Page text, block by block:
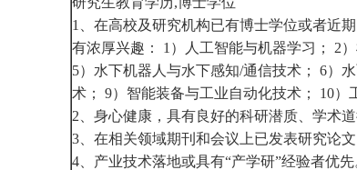
1、在高校及研究机构已有博士学位或者近
有浓厚兴趣： 1）人工智能与机器学习； 2
5）水下机器人与水下感知/通信技术； 6）
术； 9）智能装备与工业自动化技术； 10）
2、身心健康，具有良好的科研潜质、学术
3、在相关领域期刊和会议上已发表研究论
4、产业技术落地或具有“产学研”经验者优先